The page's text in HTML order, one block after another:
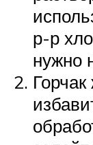
р-р
нужно